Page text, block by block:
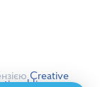
Creative